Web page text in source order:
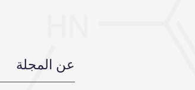
عن المجلة